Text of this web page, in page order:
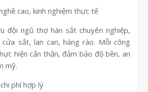
cao, kinh nghiệm thực tế
đội ngũ thợ hàn sắt chuyên nghiệp,
sắt, lan can, hàng rào. Mỗi công
hiện cẩn thận, đảm bảo độ bền, an
mỹ.
phí hợp lý